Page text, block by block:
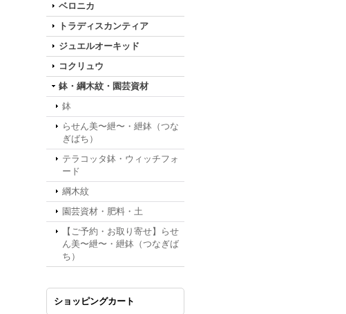
ベロニカ
トラディスカンティア
ジュエルオーキッド
コクリュウ
鉢・綱木紋・園芸資材
鉢
らせん美〜紲〜・紲鉢（つな
ぎばち）
テラコッタ鉢・ウィッチフォ
ード
綱木紋
園芸資材・肥料・土
【ご予約・お取り寄せ】らせ
ん美〜紲〜・紲鉢（つなぎば
ち）
ショッピングカート